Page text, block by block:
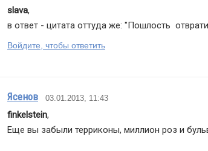
slava,
в ответ - цитата оттуда же: "Пошлость
Войдите, чтобы ответить
Ясенов 03.01.2013, 11:43
finkelstein,
Еще вы забыли терриконы, миллион роз и